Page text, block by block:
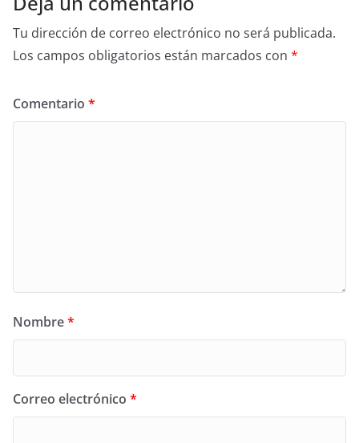
Tu dirección de correo electrónico no será publicada.
Los campos obligatorios están marcados con *
Comentario *
Nombre*
Correo electrónico *